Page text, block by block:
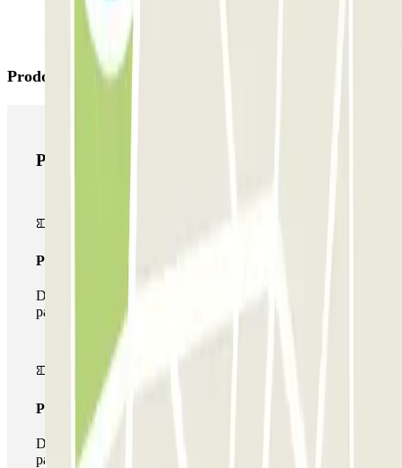
Prodotti di Parclick
Prodotti di Parclick
Pass unico
Durante il tuo soggiorno potrai entrare e uscire dal
parcheggio una sola volta
Pass multiparking
Durante il tuo soggiorno potrai usufruire dell'intera rete di
parcheggi disponibili su Parclick.